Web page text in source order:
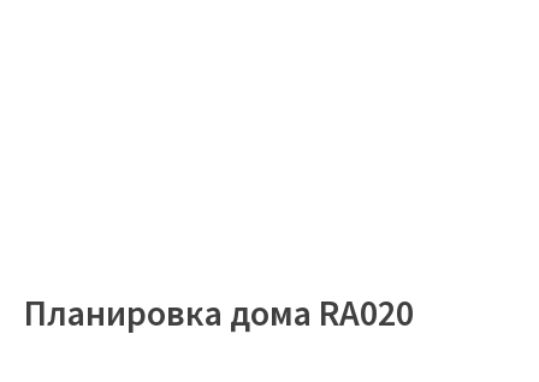
Планировка дома RA020